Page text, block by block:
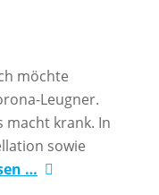
möchte
Leugner.
macht krank. In
sowie
…